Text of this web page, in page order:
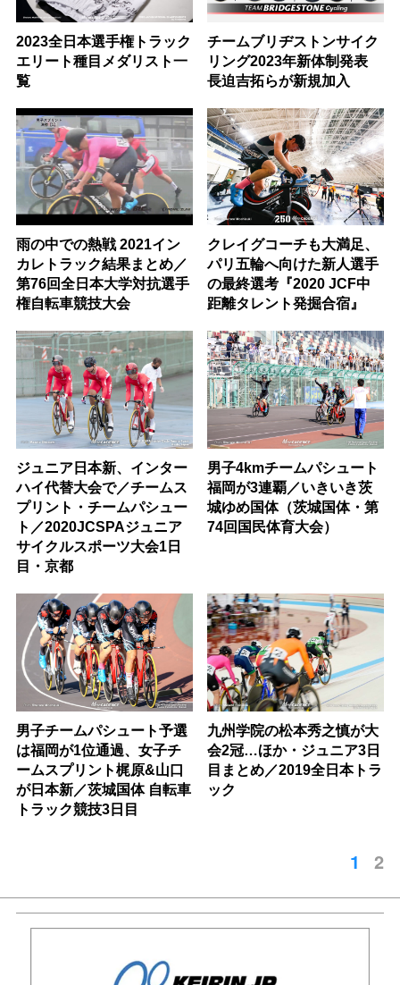
2023全日本選手権トラック
エリート種目メダリスト一
覧
チームブリヂストンサイク
リング2023年新体制発表
長迫吉拓らが新規加入
雨の中での熱戦 2021イン
カレトラック結果まとめ／
第76回全日本大学対抗選手
権自転車競技大会
クレイグコーチも大満足、
パリ五輪へ向けた新人選手
の最終選考『2020 JCF中
距離タレント発掘合宿』
ジュニア日本新、インター
ハイ代替大会で／チームス
プリント・チームパシュー
ト／2020JCSPAジュニア
サイクルスポーツ大会1日
目・京都
男子4kmチームパシュート
福岡が3連覇／いきいき茨
城ゆめ国体（茨城国体・第
74回国民体育大会）
男子チームパシュート予選
は福岡が1位通過、女子チ
ームスプリント梶原&山口
が日本新／茨城国体 自転車
トラック競技3日目
九州学院の松本秀之慎が大
会2冠…ほか・ジュニア3日
目まとめ／2019全日本トラ
ック
1 2